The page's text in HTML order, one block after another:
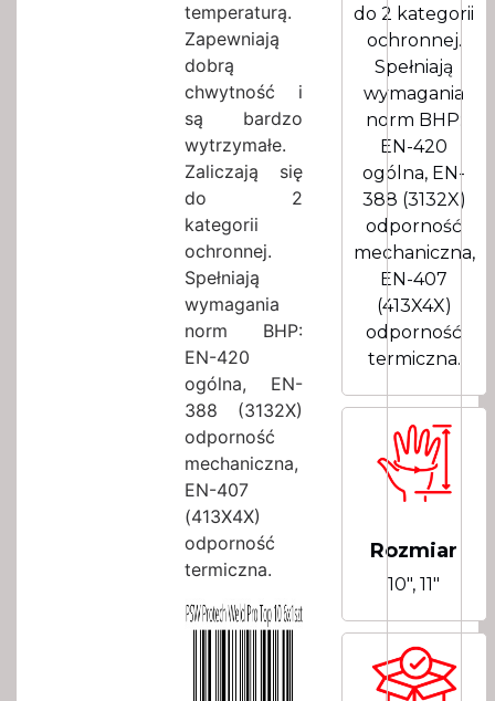
temperaturą.
Zapewniają
dobrą
chwytność i
są bardzo
wytrzymałe.
Zaliczają się
do 2
kategorii
ochronnej.
Spełniają
wymagania
norm BHP:
EN-420
ogólna, EN-
388 (3132X)
odporność
mechaniczna,
EN-407
(413X4X)
odporność
termiczna.
do 2 kategorii
ochronnej.
Spełniają
wymagania
norm BHP:
EN-420
ogólna, EN-
388 (3132X)
odporność
mechaniczna,
EN-407
(413X4X)
odporność
termiczna.
Rozmiar
10″, 11″